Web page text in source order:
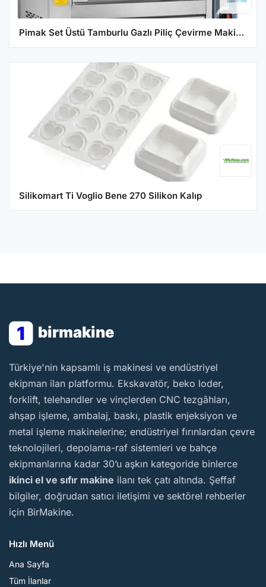
Pimak Set Üstü Tamburlu Gazlı Piliç Çevirme Makinesi 25 Piliç Kapasiteli PI2/M006
Silikomart Ti Voglio Bene 270 Silikon Kalıp
1 birmakine
BirMakine
Türkiye'nin kapsamlı iş makinesi ve endüstriyel
ekipman ilan platformu. Ekskavatör, beko loder,
forklift, telehandler ve vinçlerden CNC tezgâhları,
ahşap işleme, ambalaj, baskı, plastik enjeksiyon ve
metal işleme makinelerine; endüstriyel fırınlardan çevre
teknolojileri, depolama-raf sistemleri ve bahçe
ekipmanlarına kadar 30’u aşkın kategoride binlerce
ikinci el ve sıfır makine ilanı tek çatı altında. Şeffaf
bilgiler, doğrudan satıcı iletişimi ve sektörel rehberler
için BirMakine.
Hızlı Menü
Ana Sayfa
Tüm İlanlar